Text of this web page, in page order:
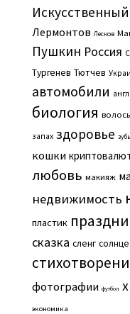
Лермонтов Лесков
Пушкин Россия
Тургенев Тютчев
автомобили
биология
запах здоровье
кошки
любовь макияж
недвижимость
пластик
сказка сленг солнце
фотографии футбол
экономика